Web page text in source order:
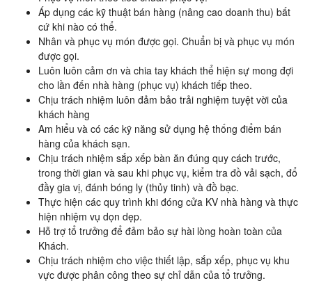
Áp dụng các kỹ thuật bán hàng (nâng cao doanh thu) bất
cứ khi nào có thể.
Nhân và phục vụ món được gọi. Chuẩn bị và phục vụ món
được gọi.
Luôn luôn cảm ơn và chia tay khách thể hiện sự mong đợi
cho lần đến nhà hàng (phục vụ) khách tiếp theo.
Chịu trách nhiệm luôn đảm bảo trải nghiệm tuyệt vời của
khách hàng
Am hiểu và có các kỹ năng sử dụng hệ thống điểm bán
hàng của khách sạn.
Chịu trách nhiệm sắp xếp bàn ăn đúng quy cách trước,
trong thời gian và sau khi phục vụ, kiểm tra đồ vải sạch, đổ
đầy gia vị, đánh bóng ly (thủy tinh) và đồ bạc.
Thực hiện các quy trình khi đóng cửa KV nhà hàng và thực
hiện nhiệm vụ dọn dẹp.
Hỗ trợ tổ trưởng để đảm bảo sự hài lòng hoàn toàn của
Khách.
Chịu trách nhiệm cho việc thiết lập, sắp xếp, phục vụ khu
vực được phân công theo sự chỉ dẫn của tổ trưởng.